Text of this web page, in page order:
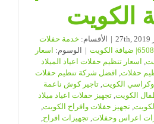
الكويت
| الأقسام: خدمة حفلات
| الوسوم: اسعار
, اسعار تنظيم حفلات اعياد الميلاد
حفلات, افضل شركة تنظيم حفلات
وكراسي الكويت,تاجير كوش ناعمة
الكويت,تجهيز حفلات اعياد ميلاد
, تجهيز حفلات وافراح الكويت,
اعراس وحفلات, تجهيزات افراح,